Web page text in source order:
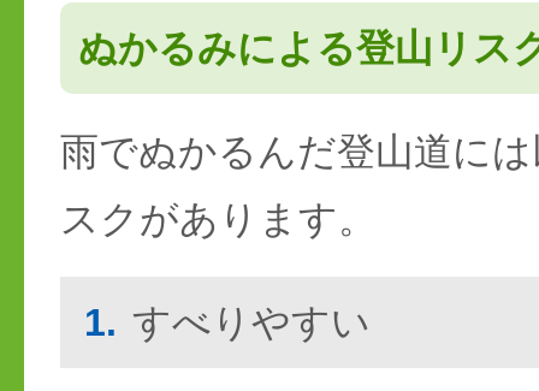
ぬかるみによる登山リス
雨でぬかるんだ登山道に
スクがあります。
1. すべりやすい